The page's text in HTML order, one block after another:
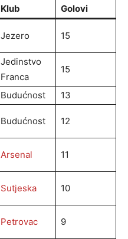
Klub Golovi
Jezero 15
Jedinstvo
Franca
15
Budućnost 13
Budućnost 12
Arsenal 11
Sutjeska 10
Petrovac 9